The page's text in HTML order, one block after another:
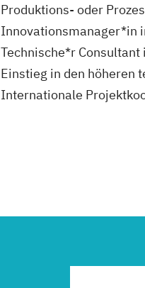
Produktions- oder
Innovationsmanager*in
Technische*r
Einstieg in den höheren
Internationale